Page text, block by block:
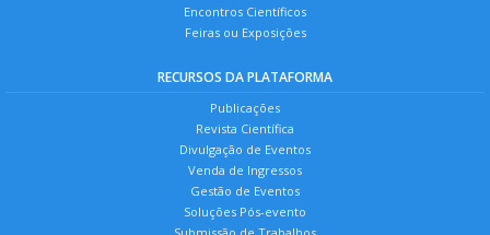
Encontros Científicos
Feiras ou Exposições
RECURSOS DA PLATAFORMA
Publicações
Revista Científica
Divulgação de Eventos
Venda de Ingressos
Gestão de Eventos
Soluções Pós-evento